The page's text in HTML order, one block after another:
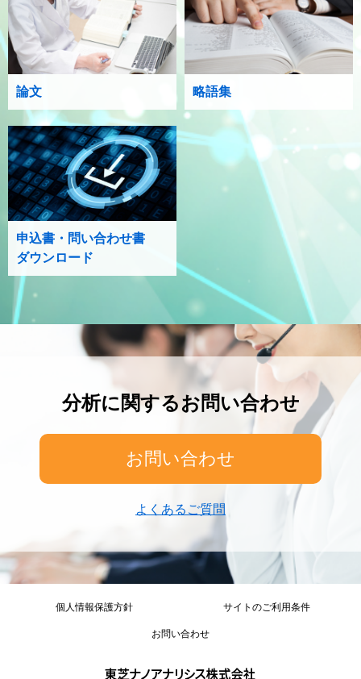
論文 略語集
申込書・問い合わせ書
ダウンロード
分析に関するお問い合わせ
お問い合わせ
よくあるご質問
個人情報保護方針 サイトのご利用条件
お問い合わせ